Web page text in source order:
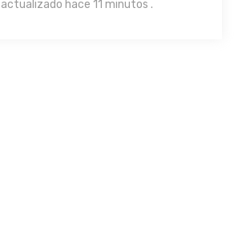
hace 11 minutos .